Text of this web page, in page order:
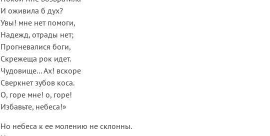
И оживила б дух?
Увы! мне нет помоги,
Надежд, отрады нет;
Прогневалися боги,
Скрежеща рок идет.
Чудовище… Ах! вскоре
Сверкнет зубов коса.
О, горе мне! о, горе!
Избавьте, небеса!»
Но небеса к ее молению не склонны.